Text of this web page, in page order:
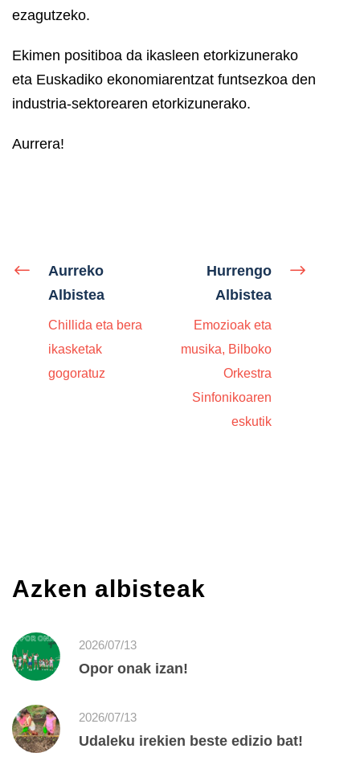
ezagutzeko.
Ekimen positiboa da ikasleen etorkizunerako
eta Euskadiko ekonomiarentzat funtsezkoa den
industria-sektorearen etorkizunerako.
Aurrera!
Aurreko
Albistea
Chillida eta bera
ikasketak
gogoratuz
Hurrengo
Albistea
Emozioak eta
musika, Bilboko
Orkestra
Sinfonikoaren
eskutik
Azken albisteak
2026/07/13
Opor onak izan!
2026/07/13
Udaleku irekien beste edizio bat!